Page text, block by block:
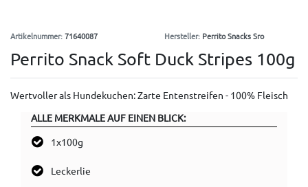
Artikelnummer:71640087 Hersteller: Perrito Snacks Sro
Perrito Snack Soft Duck Stripes 100g
Wertvoller als Hundekuchen: Zarte Entenstreifen - 100% Fleisch
ALLE MERKMALE AUF EINEN BLICK:
1x100g
Leckerlie